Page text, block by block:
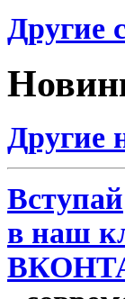
Другие
Другие
Вступай
в наш